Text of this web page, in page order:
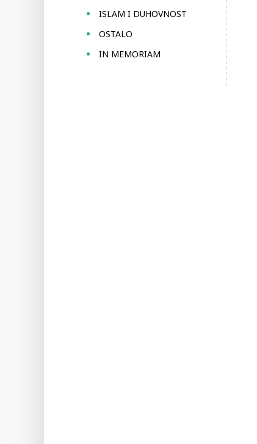
ISLAM I DUHOVNOST
OSTALO
IN MEMORIAM